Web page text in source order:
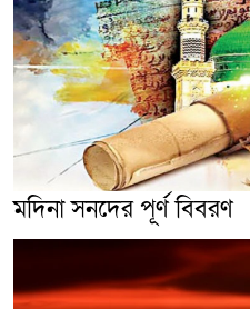
মদিনা সনদের পূর্ণ বিবরণ